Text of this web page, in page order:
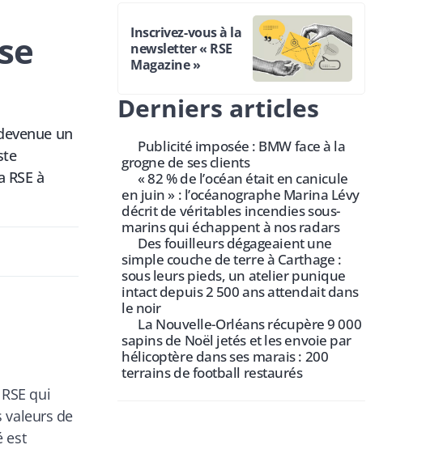
un
à
qui
valeurs de
est
Inscrivez-vous à la
newsletter « RSE
Magazine »
Derniers articles
Publicité imposée : BMW face à la
grogne de ses clients
« 82 % de l’océan était en canicule
en juin » : l’océanographe Marina Lévy
décrit de véritables incendies sous-
marins qui échappent à nos radars
Des fouilleurs dégageaient une
simple couche de terre à Carthage :
sous leurs pieds, un atelier punique
intact depuis 2 500 ans attendait dans
le noir
La Nouvelle-Orléans récupère 9 000
sapins de Noël jetés et les envoie par
hélicoptère dans ses marais : 200
terrains de football restaurés